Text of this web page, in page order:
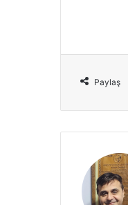
Paylaş